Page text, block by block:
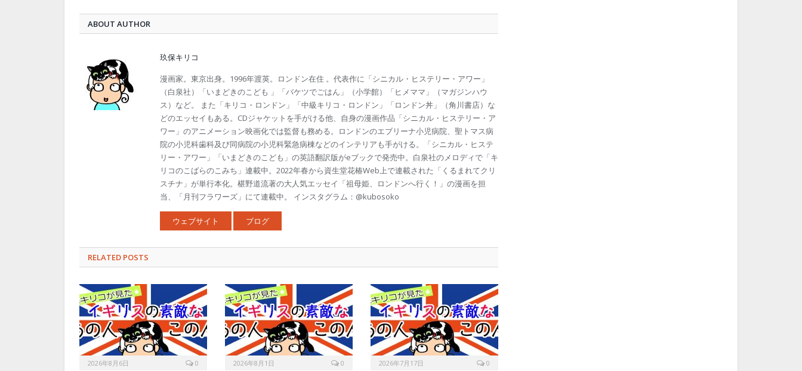
ABOUT AUTHOR
玖保キリコ
漫画家。東京出身。1996年渡英。ロンドン在住 。代表作に「シニカル・ヒステリー・アワー」
（白泉社）「いまどきのこども 」「バケツでごはん」（小学館）「ヒメママ」（マガジンハウ
ス）など。 また「キリコ・ロンドン」「中級キリコ・ロンドン」「ロンドン丼」（角川書店）な
どのエッセイもある。CDジャケットを手がける他、自身の漫画作品「シニカル・ヒステリー・ア
ワー」のアニメーション映画化では監督も務める。ロンドンのエブリーナ小児病院、聖トマス病
院の小児科歯科及び同病院の小児科緊急病棟などのインテリアも手がける。「シニカル・ヒステ
リー・アワー」「いまどきのこども」の英語翻訳版がeブックで発売中。白泉社のメロディで「キ
リコのこばらのこみち」連載中。2022年春から資生堂花椿Web上で連載された「くるまれてクリ
スチナ」が単行本化。椹野道流著の大人気エッセイ「祖母姫、ロンドンへ行く！」の漫画を担
当、「月刊フラワーズ」にて連載中。 インスタグラム：@kubosoko
ウェブサイト ブログ
RELATED POSTS
2026年8月6日 0 2026年8月1日 0 2026年7月17日 0